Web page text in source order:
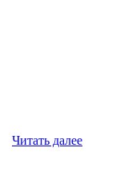
Читать далее